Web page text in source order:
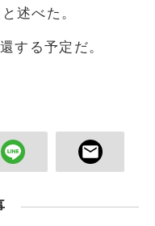
述べた。
する予定だ。